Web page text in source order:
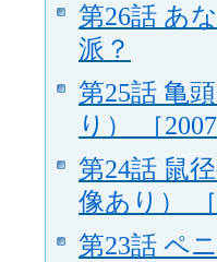
第26話 あ
派？
第25話 亀
り） ［
第24話 鼠
像あり）
第23話 ペ